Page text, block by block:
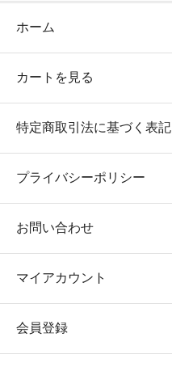
ホーム
カートを見る
特定商取引法に基づく表記
プライバシーポリシー
お問い合わせ
マイアカウント
会員登録